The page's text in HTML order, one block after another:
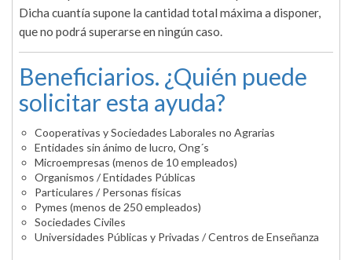
Dicha cuantía supone la cantidad total máxima a disponer,
que no podrá superarse en ningún caso.
Beneficiarios. ¿Quién puede
solicitar esta ayuda?
Cooperativas y Sociedades Laborales no Agrarias
Entidades sin ánimo de lucro, Ong´s
Microempresas (menos de 10 empleados)
Organismos / Entidades Públicas
Particulares / Personas físicas
Pymes (menos de 250 empleados)
Sociedades Civiles
Universidades Públicas y Privadas / Centros de Enseñanza